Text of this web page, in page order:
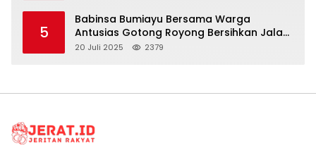
5
Babinsa Bumiayu Bersama Warga
Antusias Gotong Royong Bersihkan Jalan
Dusun Banaran
20 Juli 2025 2379